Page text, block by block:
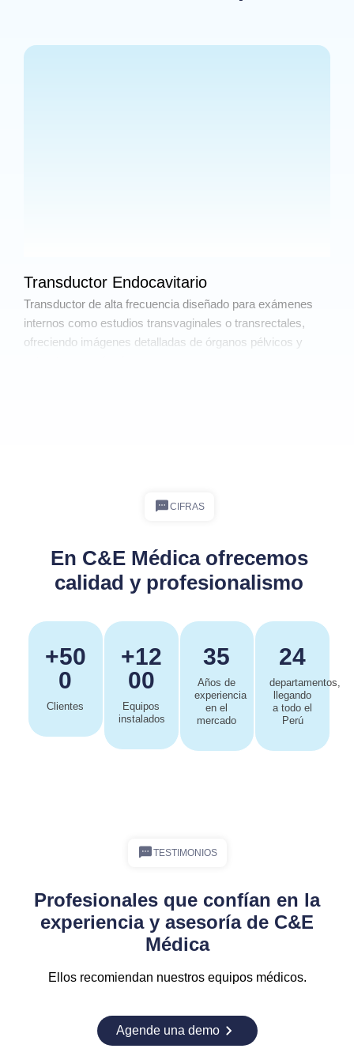
Transductor Endocavitario
Transductor de alta frecuencia diseñado para exámenes
internos como estudios transvaginales o transrectales,
ofreciendo imágenes detalladas de órganos pélvicos y
CIFRAS
En C&E Médica ofrecemos
calidad y profesionalismo
+50
0
Clientes
+12
00
Equipos
instalados
35
Años de
experiencia
en el
mercado
24
departamentos,
llegando
a todo el
Perú
TESTIMONIOS
Profesionales que confían en la
experiencia y asesoría de C&E
Médica
Ellos recomiendan nuestros equipos médicos.
Agende una demo